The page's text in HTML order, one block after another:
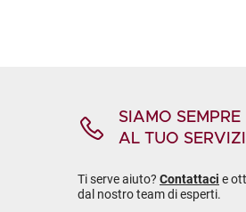
SIAMO SEMPRE
AL TUO
Ti serve aiuto? Contattaci e
dal nostro team di esperti.